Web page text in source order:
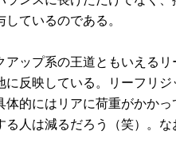
ているのである。
ップ系の王道ともいえる
反映している。リーフリ
的にはリアに荷重がかか
人は減るだろう（笑）。